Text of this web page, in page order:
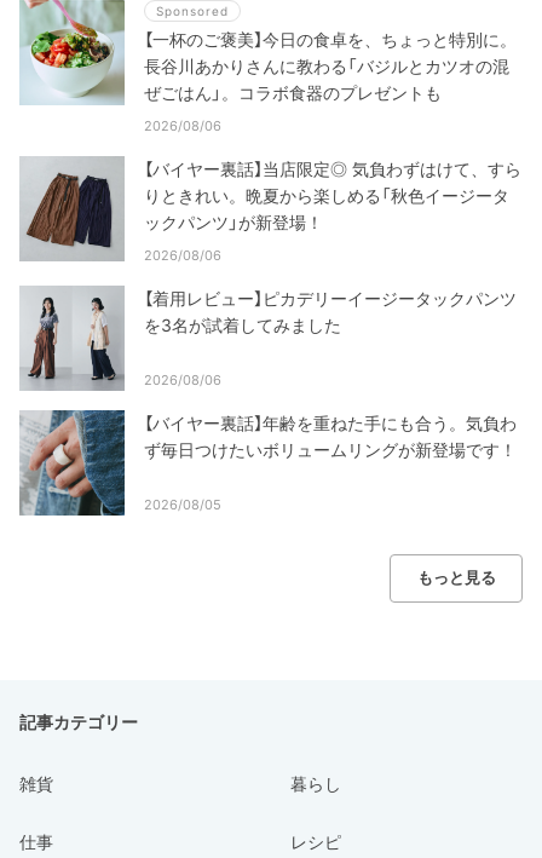
Sponsored
【一杯のご褒美】今日の食卓を、ちょっと特別に。
長谷川あかりさんに教わる「バジルとカツオの混
ぜごはん」。コラボ食器のプレゼントも
2026/08/06
【バイヤー裏話】当店限定◎ 気負わずはけて、すら
りときれい。晩夏から楽しめる「秋色イージータ
ックパンツ」が新登場！
2026/08/06
【着用レビュー】ピカデリーイージータックパンツ
を3名が試着してみました
2026/08/06
【バイヤー裏話】年齢を重ねた手にも合う。気負わ
ず毎日つけたいボリュームリングが新登場です！
2026/08/05
もっと見る
記事カテゴリー
雑貨 暮らし
仕事 レシピ